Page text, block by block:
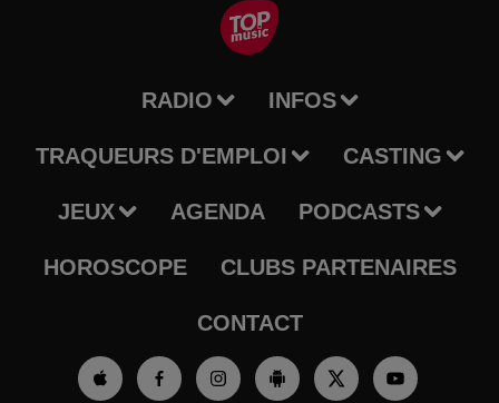
RADIO INFOS
TRAQUEURS D'EMPLOI CASTING
JEUX AGENDA PODCASTS
HOROSCOPE CLUBS PARTENAIRES
CONTACT